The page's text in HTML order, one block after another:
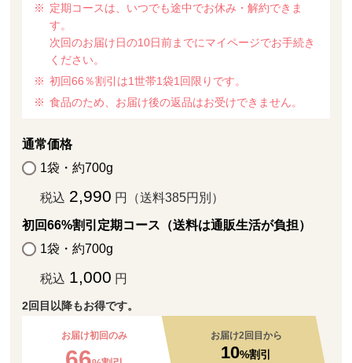
定期コースは、いつでも途中でお休み・解約できま
す。
次回のお届け日の10日前までにマイページでお手続き
ください。
初回66％割引は1世帯1袋1回限りです。
食品のため、お届け後の返品はお受けできません。
通常価格
1袋・約700g
税込 2,990 円（送料385円別）
初回66%割引定期コース（送料は通販生活が負担）
1袋・約700g
税込 1,000 円
2回目以降もお得です。
お届け初回のみ お届け2回目から
10%割引